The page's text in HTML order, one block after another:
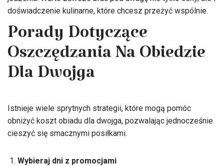
doświadczenie kulinarne, które chcesz przeżyć wspólnie.
Porady Dotyczące
Oszczędzania Na Obiedzie
Dla Dwojga
Istnieje wiele sprytnych strategii, które mogą pomóc
obniżyć koszt obiadu dla dwojga, pozwalając jednocześnie
cieszyć się smacznymi posiłkami.
Wybieraj dni z promocjami